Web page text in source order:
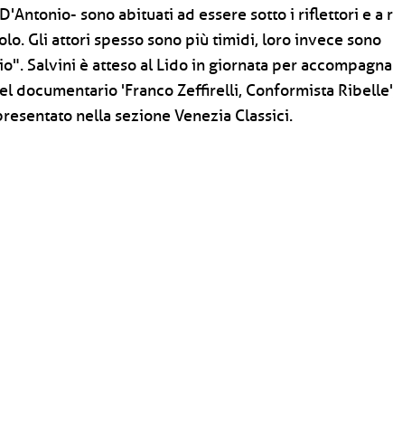
sono abituati ad essere sotto i riflettori e a
Gli attori spesso sono più timidi, loro invece sono
Salvini è atteso al Lido in giornata per
documentario 'Franco Zeffirelli, Conformista
nella sezione Venezia Classici.